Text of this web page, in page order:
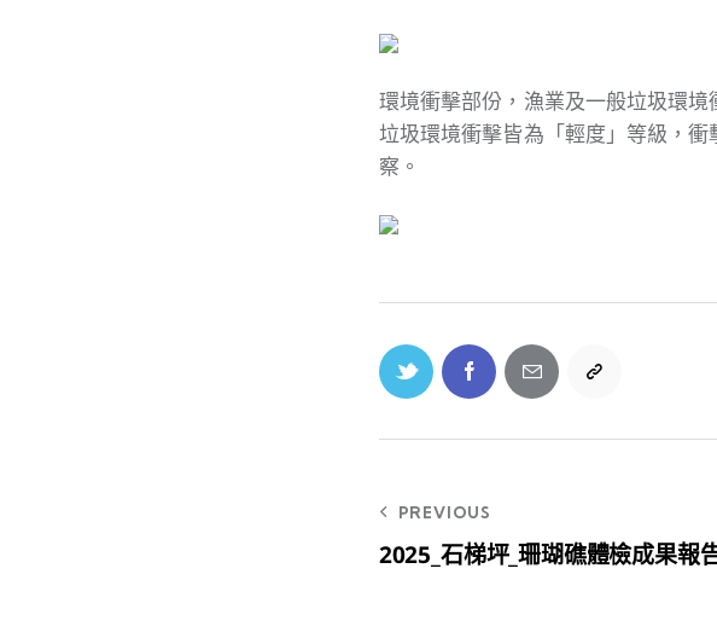
環境衝擊部份，漁業及一般垃圾環
垃圾環境衝擊皆為「輕度」等級，
察。
PREVIOUS
2025_石梯坪_珊瑚礁體檢成果報